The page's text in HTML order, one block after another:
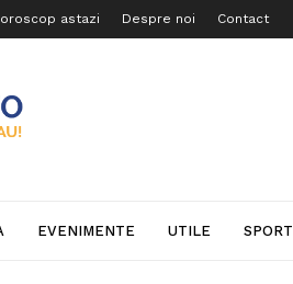
astazi Despre noi Contact
EVENIMENTE UTILE SPORT